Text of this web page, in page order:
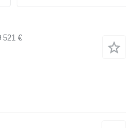
521 €